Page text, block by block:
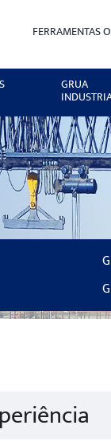
FERRAMENTAS
GRUA